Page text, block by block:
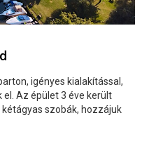
igényes kialakítással,
Az épület 3 éve került
szobák, hozzájuk